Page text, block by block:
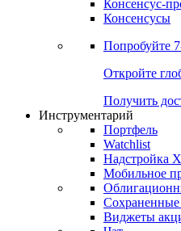
Портфели
Прогнозы
Консенсусы
Попробуйте
Откройте
Получить
Инструментарий
Портфель
Watchlist
Надстройка